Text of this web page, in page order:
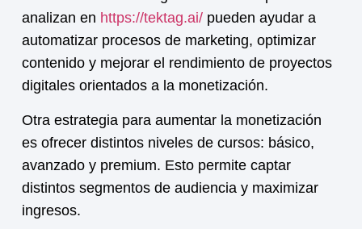
analizan en https://tektag.ai/pueden ayudar a
automatizar procesos de marketing, optimizar
contenido y mejorar el rendimiento de proyectos
digitales orientados a la monetización.
Otra estrategia para aumentar la monetización
es ofrecer distintos niveles de cursos: básico,
avanzado y premium. Esto permite captar
distintos segmentos de audiencia y maximizar
ingresos.